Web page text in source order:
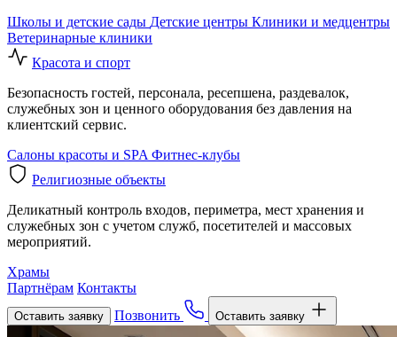
Школы и детские сады Детские центры Клиники и медцентры
Ветеринарные клиники
Красота и спорт
Безопасность гостей, персонала, ресепшена, раздевалок,
служебных зон и ценного оборудования без давления на
клиентский сервис.
Салоны красоты и SPA Фитнес-клубы
Религиозные объекты
Деликатный контроль входов, периметра, мест хранения и
служебных зон с учетом служб, посетителей и массовых
мероприятий.
Храмы
Партнёрам Контакты
Оставить заявку Позвонить Оставить заявку